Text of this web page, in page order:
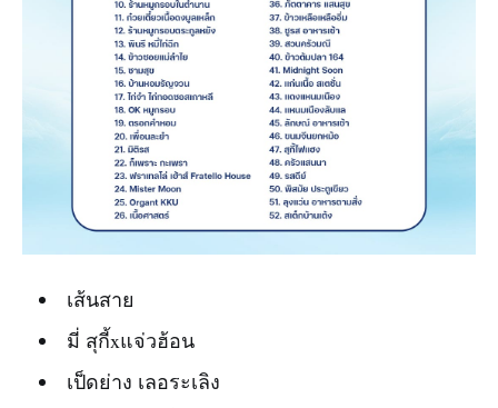
เส้นสาย
มี่ สุกี้xแจ่วฮ้อน
เป็ดย่าง เลอระเลิง